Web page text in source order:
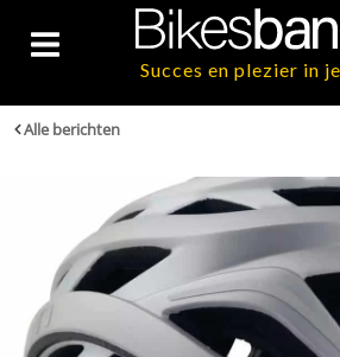
Succes en plezier in
Alle berichten